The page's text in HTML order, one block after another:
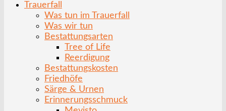
Trauerfall
Was tun im Trauerfall
Was wir tun
Bestattungsarten
Tree of Life
Reerdigung
Bestattungskosten
Friedhöfe
Särge & Urnen
Erinnerungsschmuck